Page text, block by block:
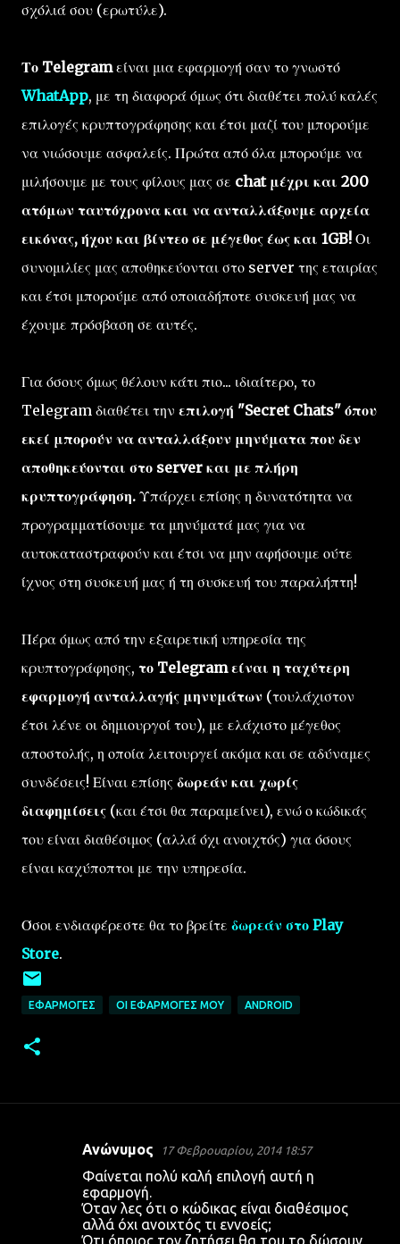
σχόλιά σου (ερωτύλε).
Το Telegramείναι μια εφαρμογή σαν το γνωστό
WhatApp, με τη διαφορά όμως ότι διαθέτει πολύ καλές
επιλογές κρυπτογράφησης και έτσι μαζί του μπορούμε
να νιώσουμε ασφαλείς. Πρώτα από όλα μπορούμε να
μιλήσουμε με τους φίλους μας σε chat μέχρι και 200
ατόμων ταυτόχρονα και να ανταλλάξουμε αρχεία
εικόνας, ήχου και βίντεο σε μέγεθος έως και 1GB! Οι
συνομιλίες μας αποθηκεύονται στο server της εταιρίας
και έτσι μπορούμε από οποιαδήποτε συσκευή μας να
έχουμε πρόσβαση σε αυτές.
Για όσους όμως θέλουν κάτι πιο... ιδιαίτερο, το
Telegram διαθέτει την επιλογή "Secret Chats" όπου
εκεί μπορούν να ανταλλάξουν μηνύματα που δεν
αποθηκεύονται στο server και με πλήρη
κρυπτογράφηση. Υπάρχει επίσης η δυνατότητα να
προγραμματίσουμε τα μηνύματά μας για να
αυτοκαταστραφούν και έτσι να μην αφήσουμε ούτε
ίχνος στη συσκευή μας ή τη συσκευή του παραλήπτη!
Πέρα όμως από την εξαιρετική υπηρεσία της
κρυπτογράφησης, το Telegram είναι η ταχύτερη
εφαρμογή ανταλλαγής μηνυμάτων (τουλάχιστον
έτσι λένε οι δημιουργοί του), με ελάχιστο μέγεθος
αποστολής, η οποία λειτουργεί ακόμα και σε αδύναμες
συνδέσεις! Είναι επίσης δωρεάν και χωρίς
διαφημίσεις (και έτσι θα παραμείνει), ενώ ο κώδικάς
του είναι διαθέσιμος (αλλά όχι ανοιχτός) για όσους
είναι καχύποπτοι με την υπηρεσία.
Όσοι ενδιαφέρεστε θα το βρείτε δωρεάν στο Play
Store.
ΕΦΑΡΜΟΓΈΣ ΟΙ ΕΦΑΡΜΟΓΈΣ ΜΟΥ ANDROID
Ανώνυμος 17 Φεβρουαρίου, 2014 18:57
Φαίνεται πολύ καλή επιλογή αυτή η
εφαρμογή.
Όταν λες ότι ο κώδικας είναι διαθέσιμος
αλλά όχι ανοιχτός τι εννοείς;
Ότι όποιος τον ζητήσει θα του το δώσουν